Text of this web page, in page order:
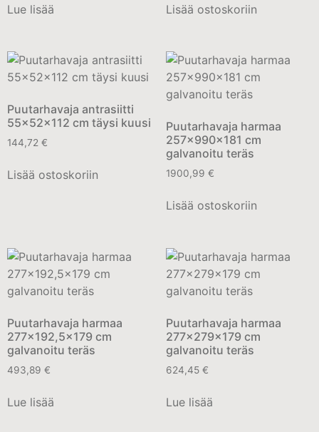
Lue lisää Lisää ostoskoriin
Puutarhavaja antrasiitti
55x52x112 cm täysi kuusi
144,72 €
Lisää ostoskoriin
Puutarhavaja harmaa
257x990x181 cm
galvanoitu teräs
1900,99 €
Lisää ostoskoriin
Puutarhavaja harmaa
277×192,5×179 cm
galvanoitu teräs
493,89 €
Lue lisää
Puutarhavaja harmaa
277x279x179 cm
galvanoitu teräs
624,45 €
Lue lisää